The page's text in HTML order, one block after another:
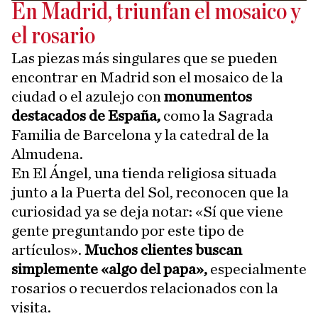
En Madrid, triunfan el mosaico y
el rosario
Las piezas más singulares que se pueden
encontrar en Madrid son el mosaico de la
ciudad o el azulejo con monumentos
destacados de España, como la Sagrada
Familia de Barcelona y la catedral de la
Almudena.
En El Ángel, una tienda religiosa situada
junto a la Puerta del Sol, reconocen que la
curiosidad ya se deja notar: «Sí que viene
gente preguntando por este tipo de
artículos». Muchos clientes buscan
simplemente «algo del papa», especialmente
rosarios o recuerdos relacionados con la
visita.